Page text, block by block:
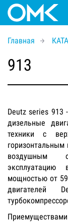
Главная
913
Deutz series 913
дизельные
техники с
воздушным
эксплуатацию
мощностью от
двигателей